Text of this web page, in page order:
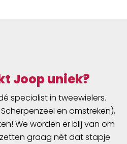
Joop uniek?
specialist in tweewielers.
en omstreken),
We worden er blij van om
graag nét dat stapje